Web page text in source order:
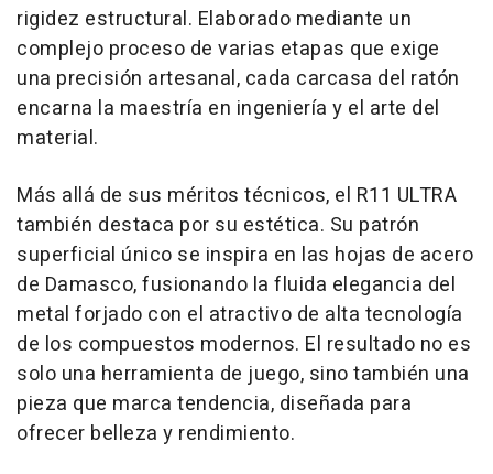
rigidez estructural. Elaborado mediante un
complejo proceso de varias etapas que exige
una precisión artesanal, cada carcasa del ratón
encarna la maestría en ingeniería y el arte del
material.
Más allá de sus méritos técnicos, el R11 ULTRA
también destaca por su estética. Su patrón
superficial único se inspira en las hojas de acero
de Damasco, fusionando la fluida elegancia del
metal forjado con el atractivo de alta tecnología
de los compuestos modernos. El resultado no es
solo una herramienta de juego, sino también una
pieza que marca tendencia, diseñada para
ofrecer belleza y rendimiento.